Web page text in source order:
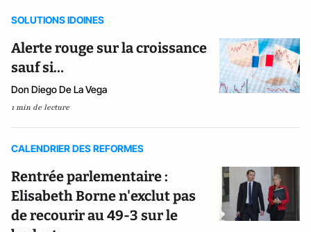
SOLUTIONS IDOINES
Alerte rouge sur la croissance
sauf si…
Don Diego De La Vega
1 min de lecture
CALENDRIER DES REFORMES
Rentrée parlementaire :
Elisabeth Borne n'exclut pas
de recourir au 49-3 sur le